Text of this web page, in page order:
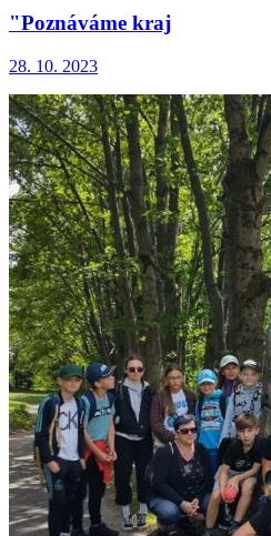
"Poznáváme kraj
28. 10. 2023